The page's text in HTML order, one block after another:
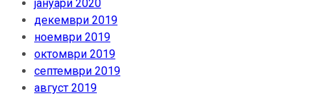
јануари 2020
декември 2019
ноември 2019
октомври 2019
септември 2019
август 2019